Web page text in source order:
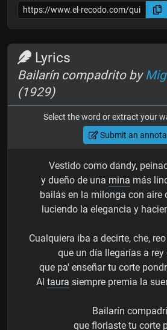
Lyrics
Bailarín compadrito by
(1929)
Select the word or extract your
Submit an
Vestido como dandy,
y dueño de una mina más
bailás en la milonga con aire
luciendo la elegancia y
Cualquiera iba a decirte, che,
que un día llegarías a rey
que pa' enseñar tu corte
Al taura siempre premia la
Bailarín
que floriaste tu corte